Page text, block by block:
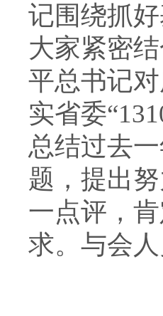
记围绕抓
大家紧密
平总书记
实省委
总结过去
题，提出
一点评，
求。与会